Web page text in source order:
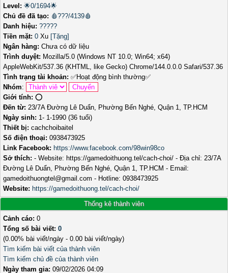
Level: 🌟0/1694🌟
Chủ đề đã tạo: 🩸???/4139🩸
Danh hiệu: ?????
Tiền mặt: 0 Xu [Tặng]
Ngân hàng: Chưa có dữ liệu
Trình duyệt: Mozilla/5.0 (Windows NT 10.0; Win64; x64)
AppleWebKit/537.36 (KHTML, like Gecko) Chrome/144.0.0.0 Safari/537.36
Tình trạng tài khoản: ✅Hoạt động bình thường✅
Nhóm:
Giới tính: ⭕️
Đến từ: 23/7A Đường Lê Duẩn, Phường Bến Nghé, Quận 1, TP.HCM
Ngày sinh: 1- 1-1990 (36 tuổi)
Thiết bị: cachchoibaitel
Số điện thoại: 0938473925
Link Facebook: https://www.facebook.com/98win98co
Sở thích: - Website: https://gamedoithuong.tel/cach-choi/ - Địa chỉ: 23/7A
Đường Lê Duẩn, Phường Bến Nghé, Quận 1, TP.HCM - Email:
gamedoithuongtel@gmail.com - Hotline: 0938473925
Website: https://gamedoithuong.tel/cach-choi/
Thống kê thành viên
Cảnh cáo: 0
Tổng số bài viết: 0
(0.00% bài viết/ngày - 0.00 bài viết/ngày)
Tìm kiếm bài viết của thành viên
Tìm kiếm chủ đề của thành viên
Ngày tham gia: 09/02/2026 04:09